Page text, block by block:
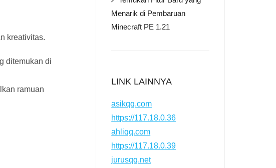
kreativitas.
ditemukan di
ramuan
Menarik di Pembaruan
Minecraft PE 1.21
LINK LAINNYA
asikqq.com
https://117.18.0.36
ahliqq.com
https://117.18.0.39
jurusqq.net